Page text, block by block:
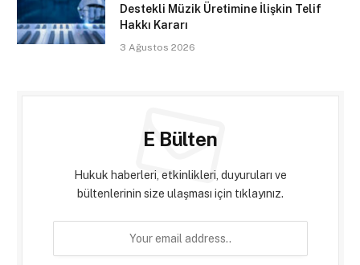
Destekli Müzik Üretimine İlişkin Telif
Hakkı Kararı
3 Ağustos 2026
E Bülten
Hukuk haberleri, etkinlikleri, duyuruları ve
bültenlerinin size ulaşması için tıklayınız.